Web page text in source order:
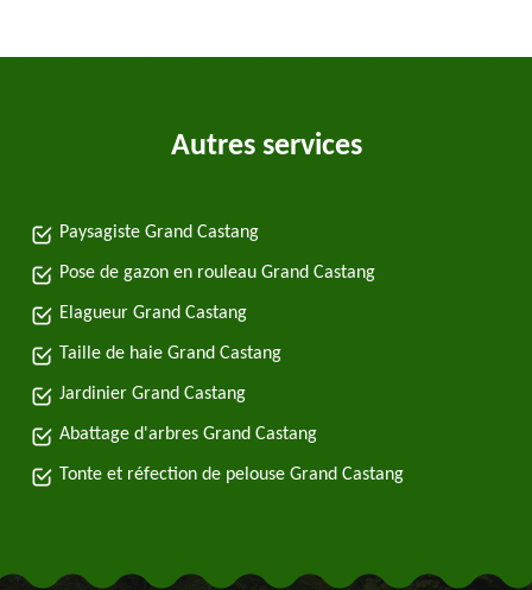
Autres services
Paysagiste Grand Castang
Pose de gazon en rouleau Grand Castang
Elagueur Grand Castang
Taille de haie Grand Castang
Jardinier Grand Castang
Abattage d'arbres Grand Castang
Tonte et réfection de pelouse Grand Castang